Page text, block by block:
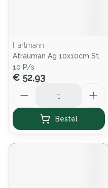
Hartmann
Atrauman Ag 10x10cm St.
10 P/s
€ 52,93
Bestel